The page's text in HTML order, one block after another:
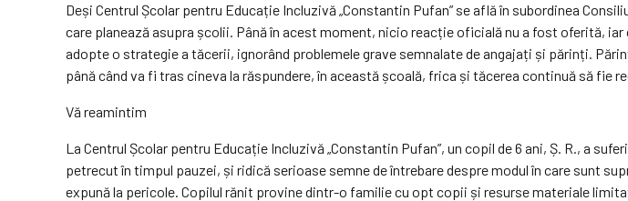
Deși Centrul Școlar pentru Educație Incluzivă „Constantin Pufan” se află în subordinea
care planează asupra școlii. Până în acest moment, nicio reacție oficială nu a fost oferită,
adopte o strategie a tăcerii, ignorând problemele grave semnalate de angajați și părinți.
până când va fi tras cineva la răspundere, în această școală, frica și tăcerea continuă să fie
Vă reamintim
La Centrul Școlar pentru Educație Incluzivă „Constantin Pufan”, un copil de 6 ani, Ș. R., a
petrecut în timpul pauzei, și ridică serioase semne de întrebare despre modul în care sunt
expună la pericole. Copilul rănit provine dintr-o familie cu opt copii și resurse materiale